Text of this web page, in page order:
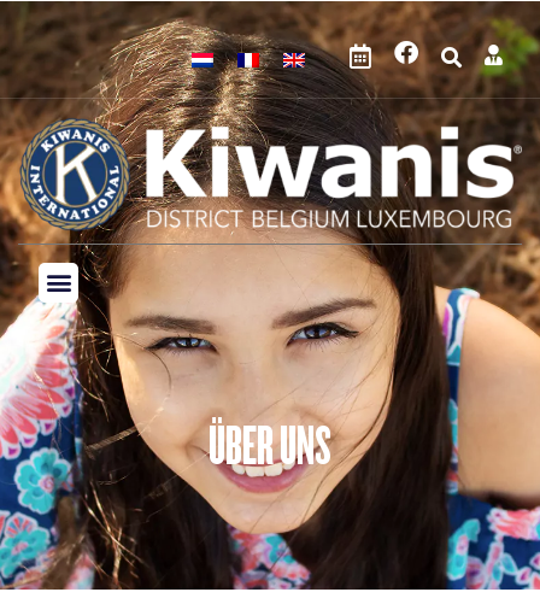
ÜBER UNS